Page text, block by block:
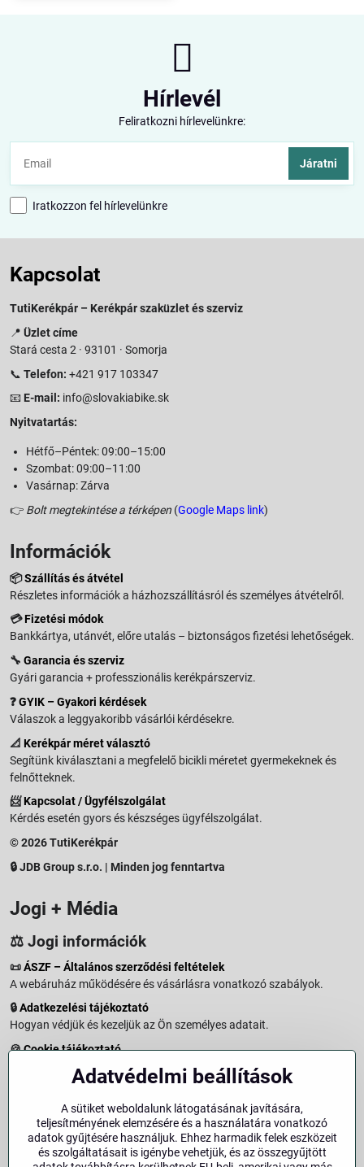
Hírlevél
Feliratkozni hírlevelünkre:
Járatni
Iratkozzon fel hírlevelünkre
Kapcsolat
TutiKerékpár – Kerékpár szaküzlet és szerviz
📍 Üzlet címe
Stará cesta 2 · 93101 · Somorja
📞 Telefon: +421 917 103347
📧 E-mail: info@slovakiabike.sk
Nyitvatartás:
Hétfő–Péntek: 09:00–15:00
Szombat: 09:00–11:00
Vasárnap: Zárva
👉 Bolt megtekintése a térképen (Google Maps link)
Információk
📦Szállítás és átvétel
Részletes információk a házhozszállításról és személyes átvételről.
💳Fizetési módok
Bankkártya, utánvét, előre utalás – biztonságos fizetési lehetőségek.
🔧 Garancia és szerviz
Gyári garancia + professzionális kerékpárszerviz.
❓GYIK – Gyakori kérdések
Válaszok a leggyakoribb vásárlói kérdésekre.
📐 Kerékpár méret választó
Segítünk kiválasztani a megfelelő bicikli méretet gyermekeknek és
felnőtteknek.
📨Kapcsolat / Ügyfélszolgálat
Kérdés esetén gyors és készséges ügyfélszolgálat.
© 2026 TutiKerékpár
🔒 JDB Group s.r.o. | Minden jog fenntartva
Jogi + Média
⚖️ Jogi információk
📜ÁSZF – Általános szerződési feltételek
A webáruház működésére és vásárlásra vonatkozó szabályok.
🔒Adatkezelési tájékoztató
Hogyan védjük és kezeljük az Ön személyes adatait.
🍪Cookie tájékoztató
A weboldalon használt sütikről és adatkezelésről.
Vásárlástól való elállás menete és feltételei.
Elállás a szerződéstől
Impresszum
Adatvédelmi beállítások
A sütiket weboldalunk látogatásának javítására,
teljesítményének elemzésére és a használatára vonatkozó
adatok gyűjtésére használjuk. Ehhez harmadik felek eszközeit
és szolgáltatásait is igénybe vehetjük, és az összegyűjtött